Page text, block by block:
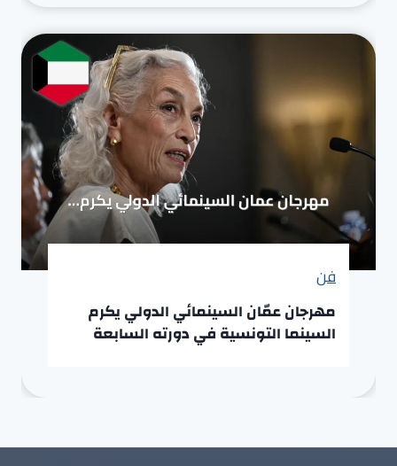
فن
مهرجان عمّان السينمائي الدولي يكرم
السينما التونسية في دورته السابعة